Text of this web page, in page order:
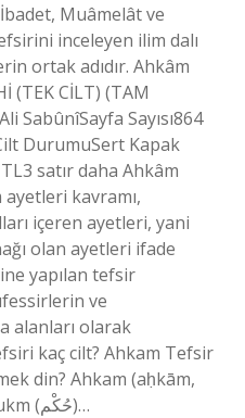
Muâmelât ve
inceleyen ilim dalı
ortak adıdır. Ahkâm
(TEK CİLT) (TAM
SabûnîSayfa Sayısı864
DurumuSert Kapak
satır daha Ahkâm
kavramı,
içeren ayetleri, yani
olan ayetleri ifade
yapılan tefsir
ve
alanları olarak
kaç cilt? Ahkam Tefsir
din? Ahkam (aḥkām,
Arapça: أحكام “kurallar”, ḥukm (حُكْم)…